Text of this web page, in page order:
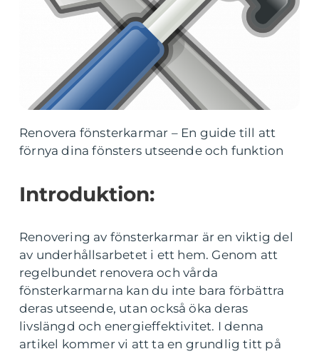
Renovera fönsterkarmar – En guide till att
förnya dina fönsters utseende och funktion
Introduktion:
Renovering av fönsterkarmar är en viktig del
av underhållsarbetet i ett hem. Genom att
regelbundet renovera och vårda
fönsterkarmarna kan du inte bara förbättra
deras utseende, utan också öka deras
livslängd och energieffektivitet. I denna
artikel kommer vi att ta en grundlig titt på